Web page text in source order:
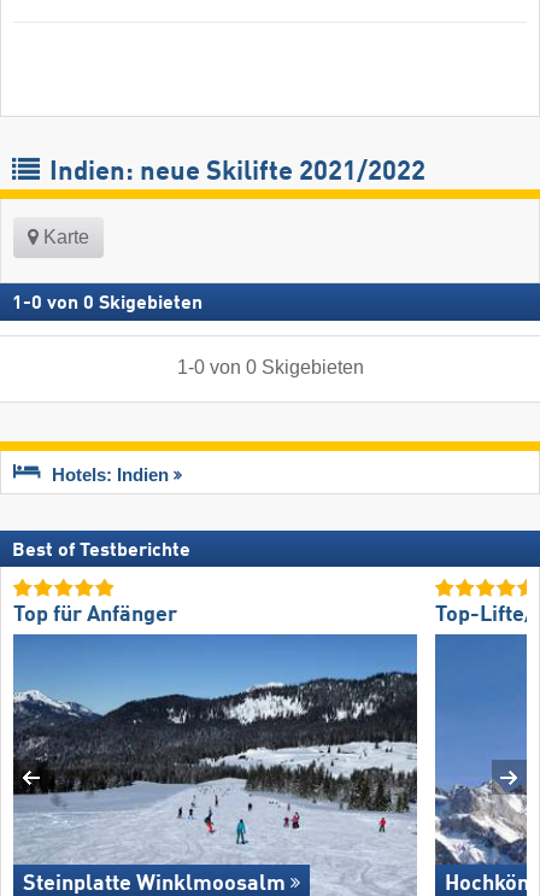
Indien: neue Skilifte 2021/2022
Karte
1 -0 von 0 Skigebieten
1-0von 0 Skigebieten
Hotels: Indien
Best of Testberichte
Top für Anfänger
Steinplatte Winklmoosalm
Top-Lifte/